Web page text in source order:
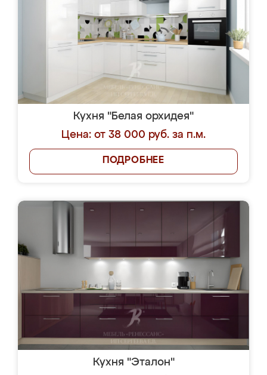
Кухня "Белая орхидея"
Цена: от 38 000 руб. за п.м.
ПОДРОБНЕЕ
Кухня "Эталон"